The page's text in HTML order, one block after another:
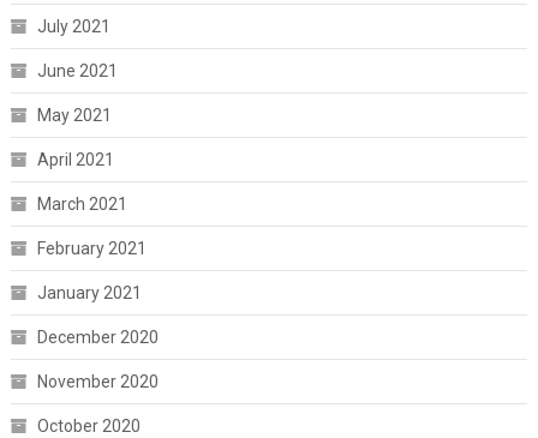
July 2021
June 2021
May 2021
April 2021
March 2021
February 2021
January 2021
December 2020
November 2020
October 2020